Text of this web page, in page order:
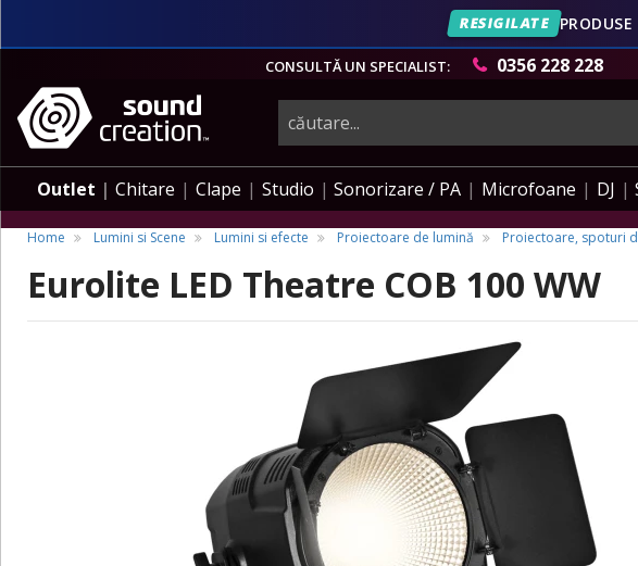
RESIGILATE
CONSULTĂ UN SPECIALIST:
0356 228 228
instrumente
muzicale,
echipamente
pro-
Outlet Chitare Clape Studio Sonorizare / PA Microfoane DJ
Home Lumini si Scene Lumini si efecte Proiectoare de lumină Proiectoare, spoturi
Eurolite LED Theatre COB 100 WW